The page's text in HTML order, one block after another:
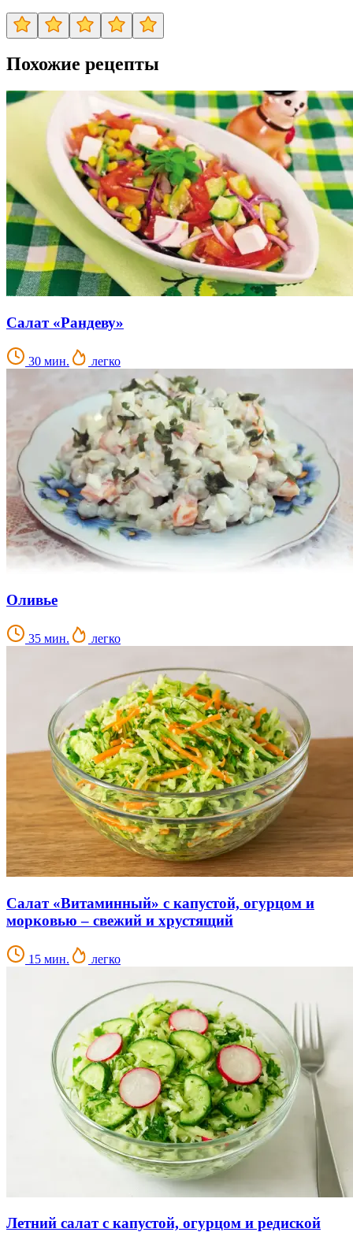
Похожие рецепты
Салат «Рандеву»
30 мин. легко
Оливье
35 мин. легко
Салат «Витаминный» с капустой, огурцом и
морковью – свежий и хрустящий
15 мин. легко
Летний салат с капустой, огурцом и редиской